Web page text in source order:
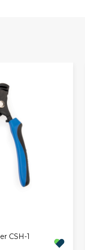
CSH-1